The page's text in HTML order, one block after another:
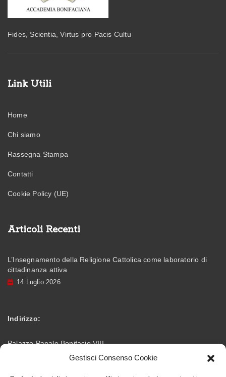
Gestisci Consenso Cookie
Fides, Scientia, Virtus pro Pacis Cultu
Link Utili
Home
Chi siamo
Rassegna Stampa
Contatti
Cookie Policy (UE)
Articoli Recenti
L’Insegnamento della Religione Cattolica come laboratorio di
cittadinanza attiva
14 Luglio 2026
Indirizzo:
Palazzo Papale Bonifacio VIII